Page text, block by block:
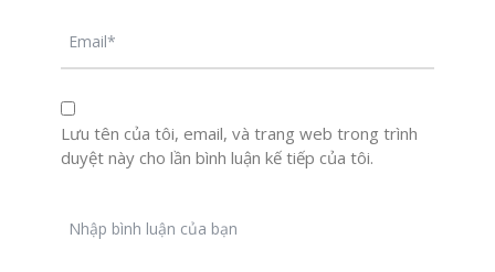
Lưu tên của tôi, email, và trang web trong trình
duyệt này cho lần bình luận kế tiếp của tôi.